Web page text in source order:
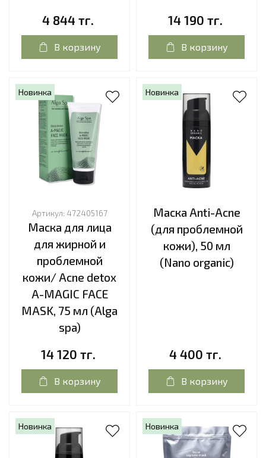
4 844 тг.
В корзину
14 190 тг.
В корзину
Новинка
Артикул: 472405167
Маска для лица
для жирной и
проблемной
кожи/ Acne detox
A-MAGIC FACE
MASK, 75 мл (Alga
spa)
14 120 тг.
В корзину
Новинка
Маска Anti-Acne
(для проблемной
кожи), 50 мл
(Nano organic)
4 400 тг.
В корзину
Новинка Новинка